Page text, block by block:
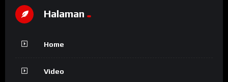
Halaman
Home
Video